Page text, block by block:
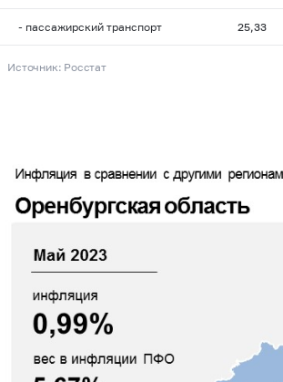
- пассажирский транспорт 25,33
Источник: Росстат